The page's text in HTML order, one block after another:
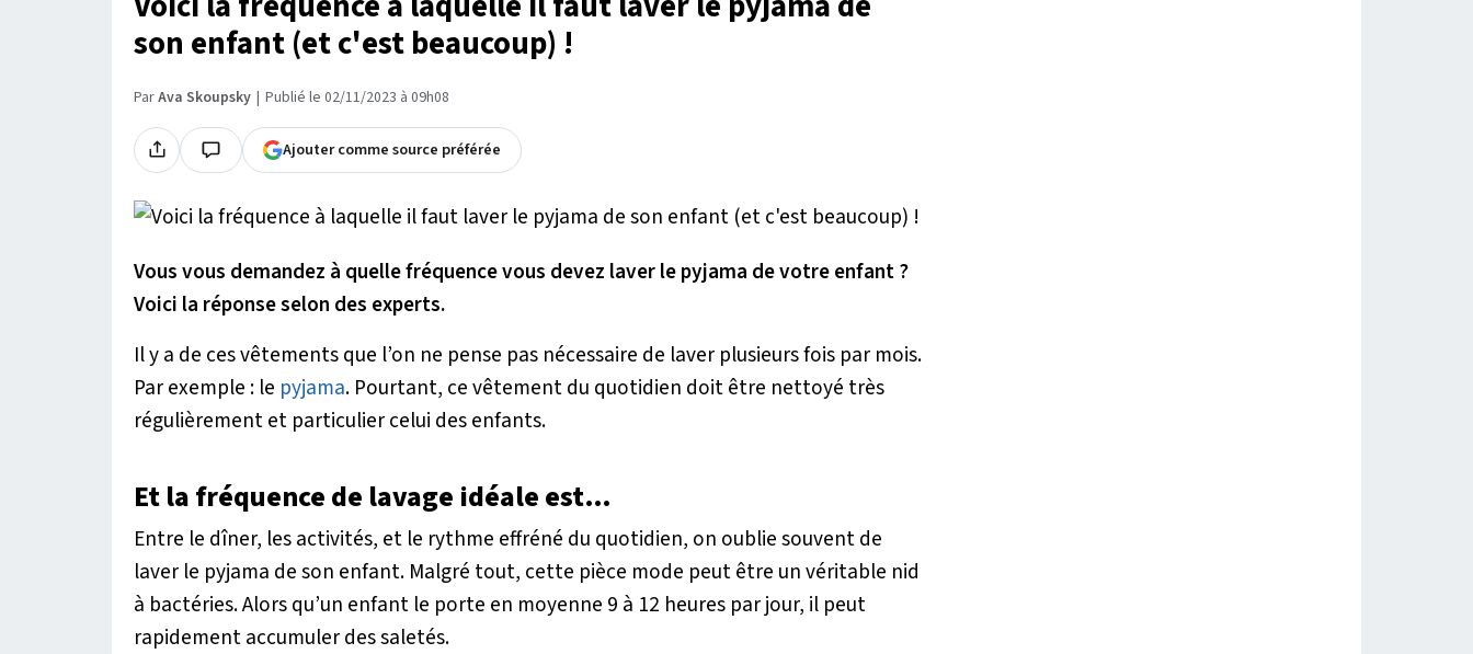
son enfant (et c'est beaucoup) !
ParAva Skoupsky Publié le 02/11/2023 à 09h08
Ajouter comme source préférée
Vous vous demandez à quelle fréquence vous devez laver le pyjama de votre enfant ?
Voici la réponse selon des experts.
Il y a de ces vêtements que l’on ne pense pas nécessaire de laver plusieurs fois par mois.
Par exemple : le pyjama. Pourtant, ce vêtement du quotidien doit être nettoyé très
régulièrement et particulier celui des enfants.
Et la fréquence de lavage idéale est…
Entre le dîner, les activités, et le rythme effréné du quotidien, on oublie souvent de
laver le pyjama de son enfant. Malgré tout, cette pièce mode peut être un véritable nid
à bactéries. Alors qu’un enfant le porte en moyenne 9 à 12 heures par jour, il peut
rapidement accumuler des saletés.